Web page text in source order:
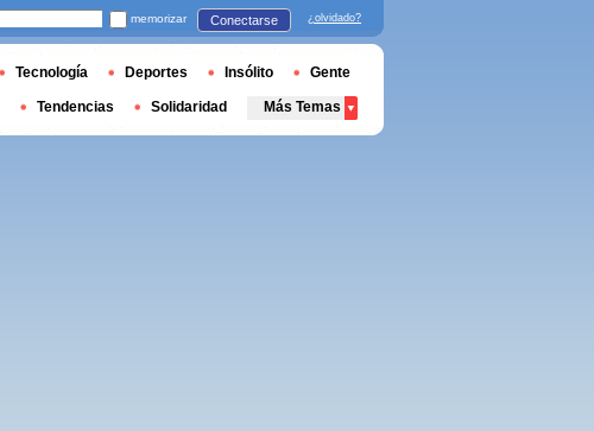
memorizar Conectarse ¿olvidado?
Tecnología Deportes Insólito Gente
Tendencias Solidaridad Más Temas